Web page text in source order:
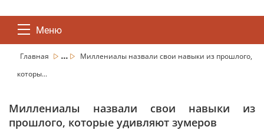
Меню
Главная ...
Миллениалы назвали свои навыки из прошлого,
которы...
Миллениалы назвали свои навыки из
прошлого, которые удивляют зумеров